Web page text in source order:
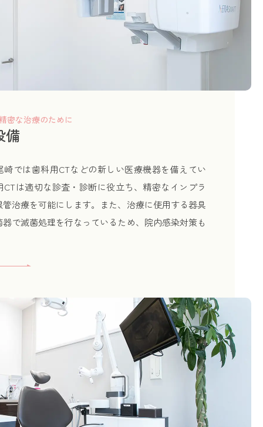
密な治療のために
備
崎では歯科用CTなどの新しい医療機器を備えてい
CTは適切な診査・診断に役立ち、精密なインプラ
治療を可能にします。また、治療に使用する器具
で滅菌処理を行なっているため、院内感染対策も